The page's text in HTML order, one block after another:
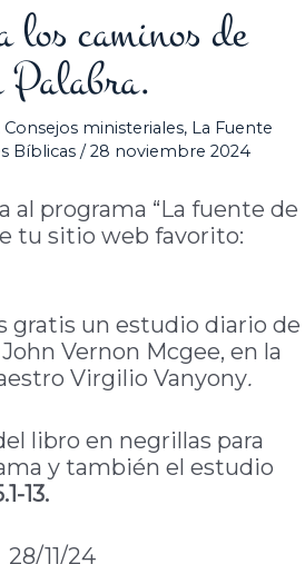
caminos de
Palabra.
Consejos ministeriales, La Fuente
Bíblicas /28 noviembre 2024
al programa “La fuente de
tu sitio web favorito:
gratis un estudio diario de
Vernon Mcgee, en la
Virgilio Vanyony.
libro en negrillas para
y también el estudio
13.
11/24